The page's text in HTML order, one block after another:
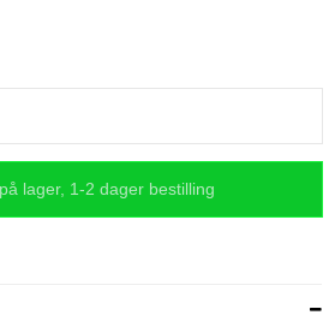
lager, 1-2 dager bestilling